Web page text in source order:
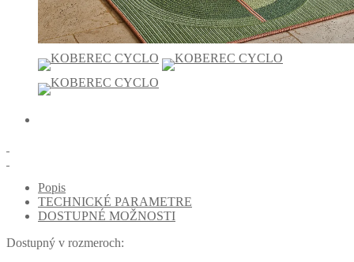
Popis
TECHNICKÉ PARAMETRE
DOSTUPNÉ MOŽNOSTI
Dostupný v rozmeroch: